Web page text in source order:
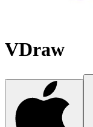
VDraw